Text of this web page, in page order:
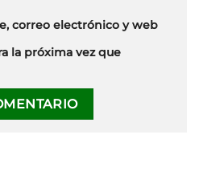
correo electrónico y web
la próxima vez que